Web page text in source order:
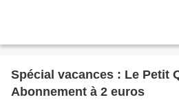
Spécial vacances : Le Petit Quotidien -
Abonnement à 2 euros